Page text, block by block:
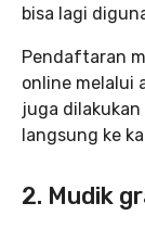
bisa lagi
Pendaftaran
online melalui
juga
langsung ke
2. Mudik